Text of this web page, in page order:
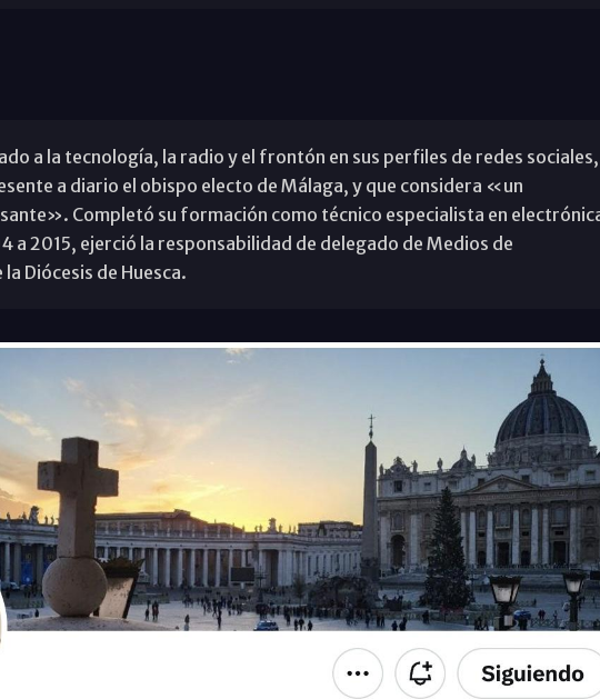
a la tecnología, la radio y el frontón en sus perfiles de redes sociales,
a diario el obispo electo de Málaga, y que considera «un
Completó su formación como técnico especialista en
a 2015, ejerció la responsabilidad de delegado de Medios de
Diócesis de Huesca.